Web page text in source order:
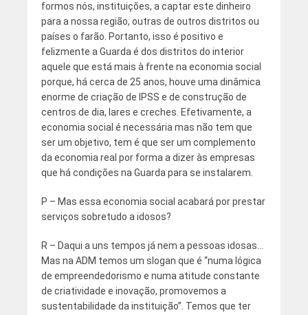
formos nós, instituições, a captar este dinheiro
para a nossa região, outras de outros distritos ou
países o farão. Portanto, isso é positivo e
felizmente a Guarda é dos distritos do interior
aquele que está mais à frente na economia social
porque, há cerca de 25 anos, houve uma dinâmica
enorme de criação de IPSS e de construção de
centros de dia, lares e creches. Efetivamente, a
economia social é necessária mas não tem que
ser um objetivo, tem é que ser um complemento
da economia real por forma a dizer às empresas
que há condições na Guarda para se instalarem.
P – Mas essa economia social acabará por prestar
serviços sobretudo a idosos?
R – Daqui a uns tempos já nem a pessoas idosas…
Mas na ADM temos um slogan que é “numa lógica
de empreendedorismo e numa atitude constante
de criatividade e inovação, promovemos a
sustentabilidade da instituição”. Temos que ter